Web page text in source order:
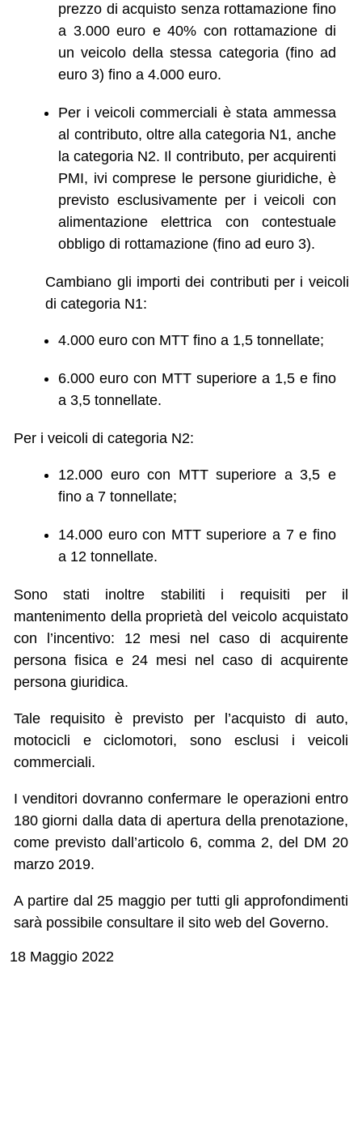
prezzo di acquisto senza rottamazione fino
a 3.000 euro e 40% con rottamazione di
un veicolo della stessa categoria (fino ad
euro 3) fino a 4.000 euro.
Per i veicoli commerciali è stata ammessa
al contributo, oltre alla categoria N1, anche
la categoria N2. Il contributo, per acquirenti
PMI, ivi comprese le persone giuridiche, è
previsto esclusivamente per i veicoli con
alimentazione elettrica con contestuale
obbligo di rottamazione (fino ad euro 3).
Cambiano gli importi dei contributi per i veicoli
di categoria N1:
4.000 euro con MTT fino a 1,5 tonnellate;
6.000 euro con MTT superiore a 1,5 e fino
a 3,5 tonnellate.
Per i veicoli di categoria N2:
12.000 euro con MTT superiore a 3,5 e
fino a 7 tonnellate;
14.000 euro con MTT superiore a 7 e fino
a 12 tonnellate.
Sono stati inoltre stabiliti i requisiti per il
mantenimento della proprietà del veicolo acquistato
con l’incentivo: 12 mesi nel caso di acquirente
persona fisica e 24 mesi nel caso di acquirente
persona giuridica.
Tale requisito è previsto per l’acquisto di auto,
motocicli e ciclomotori, sono esclusi i veicoli
commerciali.
I venditori dovranno confermare le operazioni entro
180 giorni dalla data di apertura della prenotazione,
come previsto dall’articolo 6, comma 2, del DM 20
marzo 2019.
A partire dal 25 maggio per tutti gli approfondimenti
sarà possibile consultare il sito web del Governo.
18 Maggio 2022